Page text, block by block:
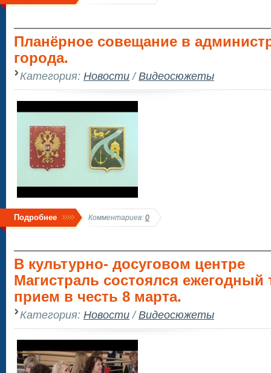
Планёрное совещание в
города.
Категория: Новости/Видеосюжеты
Подробнее Комментариев: 0
В культурно- досуговом центре
Магистраль состоялся
прием в честь 8 марта.
Категория: Новости/Видеосюжеты